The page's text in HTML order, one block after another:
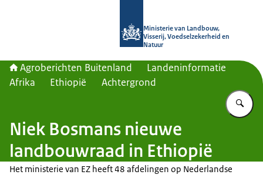
Ministerie van Landbouw,
Visserij, Voedselzekerheid en
Natuur
Agroberichten Buitenland
Landeninformatie
Afrika
Ethiopië Achtergrond
Niek Bosmans nieuwe
landbouwraad in Ethiopië
Het ministerie van EZ heeft 48 afdelingen op Nederlandse